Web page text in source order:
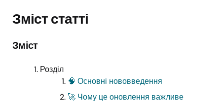
Зміст статті
Зміст
Розділ
🧠 Основні нововведення
🚀 Чому це оновлення важливе